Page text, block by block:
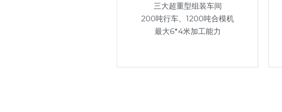
三大超重型组装车间
200吨行车、1200吨合模机
最大6*4米加工能力